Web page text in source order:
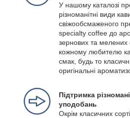
У нашому каталозі
різноманітні види
свіжообсмаженого
specialty coffee до
зернових та мелених
кожному любителю
смак, будь то
оригінальні
Підтримка
уподобань
Окрім класичних